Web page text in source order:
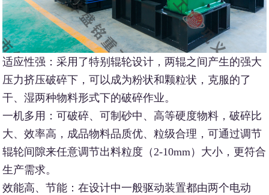
适应性强：采用了特别辊轮设计，两辊之间产生的强大
压力挤压破碎下，可以成为粉状和颗粒状，克服的了
干、湿两种物料形式下的破碎作业。
一机多用：可破碎、可制砂中、高等硬度物料，破碎比
大、效率高，成品物料品质优、粒级合理，可通过调节
辊轮间隙来任意调节出料粒度（2-10mm）大小，更符合
生产需求。
效能高、节能：在设计中一般驱动装置都由两个电动